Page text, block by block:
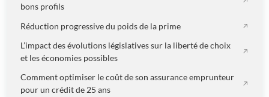
bons profils
Réduction progressive du poids de la prime
L’impact des évolutions législatives sur la liberté de choix
et les économies possibles
Comment optimiser le coût de son assurance emprunteur
pour un crédit de 25 ans